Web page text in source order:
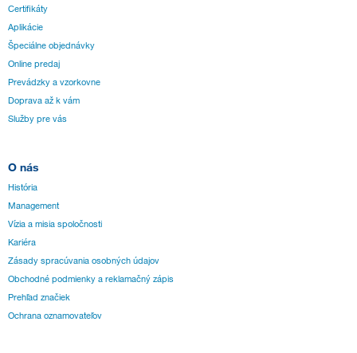
Certifikáty
Aplikácie
Špeciálne objednávky
Online predaj
Prevádzky a vzorkovne
Doprava až k vám
Služby pre vás
O nás
História
Management
Vízia a misia spoločnosti
Kariéra
Zásady spracúvania osobných údajov
Obchodné podmienky a reklamačný zápis
Prehľad značiek
Ochrana oznamovateľov